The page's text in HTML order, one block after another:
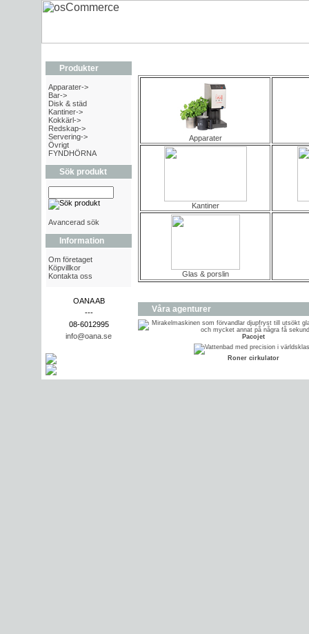
Produkter
Apparater->
Bar->
Disk & städ
Kantiner->
Kokkärl->
Redskap->
Servering->
Övrigt
FYNDHÖRNA
Sök produkt
Avancerad sök
Information
Om företaget
Köpvillkor
Kontakta oss
OANA AB
---
08-6012995
info@oana.se
Apparater
Kantiner
Glas & porslin
Våra agenturer
Pacojet
Roner cirkulator